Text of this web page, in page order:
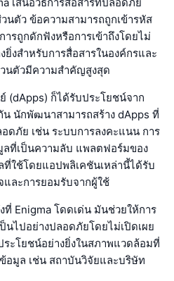
นตัว ข้อความสามารถถูกเข้ารหัส
รถูกดักฟังหรือการเข้าถึงโดยไม่
งสำหรับการสื่อสารในองค์กรและ
นตัวมีความสำคัญสูงสุด
(dApps) ก็ได้รับประโยชน์จาก
น นักพัฒนาสามารถสร้าง dApps ที่
ดภัย เช่น ระบบการลงคะแนน การ
ที่เป็นความลับ แพลตฟอร์มของ
ที่ใช้โดยแอปพลิเคชันเหล่านี้ได้รับ
และการยอมรับจากผู้ใช้
Enigma โดดเด่น มันช่วยให้การ
นไปอย่างปลอดภัยโดยไม่เปิดเผย
ะโยชน์อย่างยิ่งในสภาพแวดล้อมที่
อมูล เช่น สถาบันวิจัยและบริษัท